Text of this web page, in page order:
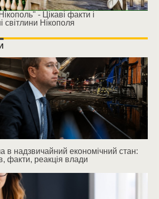
- Цікаві факти і
світлини Нікополя
в надзвичайний економічний стан:
факти, реакція влади